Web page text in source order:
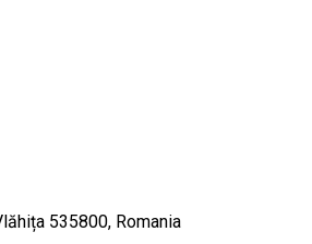
535800, Romania